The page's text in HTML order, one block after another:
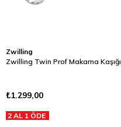
Zwilling
Zwilling Twin Prof Makarna Kaşığı
₺1.299,00
2 AL 1 ÖDE